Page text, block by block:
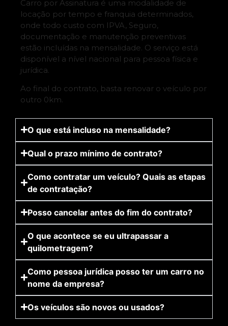
Carro por Assinatura é uma modalidade de
locação por tempo e franquia determinados,
onde todo custo com IPVA, Seguro,
documentação e manutenção preventivas
estão incluídas na mensalidade. O serviço está
disponível a nível nacional para pessoa física e
jurídica.
Ao final do contrato, basta renovar o veículo por
outro 0km.
O que está incluso na mensalidade?
Qual o prazo mínimo de contrato?
Como contratar um veículo? Quais as etapas
de contratação?
Posso cancelar antes do fim do contrato?
O que acontece se eu ultrapassar a
quilometragem?
Como pessoa jurídica posso ter um carro no
nome da empresa?
Os veículos são novos ou usados?